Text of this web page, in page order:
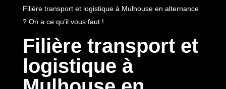
Filière transport et logistique à Mulhouse en alternance
? On a ce qu’il vous faut !
Filière transport et
logistique à